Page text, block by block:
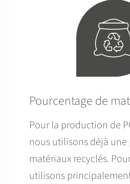
Pourcentage de
Pour la production de
nous utilisons déjà une
matériaux recyclés.
utilisons